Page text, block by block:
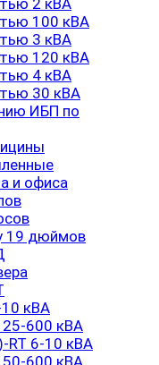
2 кВА
100 кВА
3 кВА
120 кВА
4 кВА
30 кВА
ИБП по
и офиса
19 дюймов
10 кВА
25-600 кВА
RT 6-10 кВА
50-600 кВА